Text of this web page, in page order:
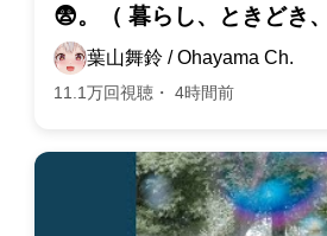
😨。（ 暮らし、ときど
さんじ┊︎葉山舞鈴┊︎※ネタ
葉山舞鈴 / Ohayama Ch.
11.1万回視聴・ 4時間前